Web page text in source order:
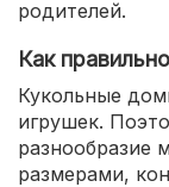
родителей.
Как
Кукольные
игрушек.
разнообразие
размерами,